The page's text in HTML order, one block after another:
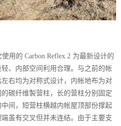
用的 Carbon Reflex 2 为最新设计的
、内部空间利用合理。与之前的帐
右均为对称式设计，内帐地布为对
碳纤维製营柱，长的营柱分别固定
间，短营柱横越内帐屋顶部份撑起
虽有交叉但并未连结。由于主要支